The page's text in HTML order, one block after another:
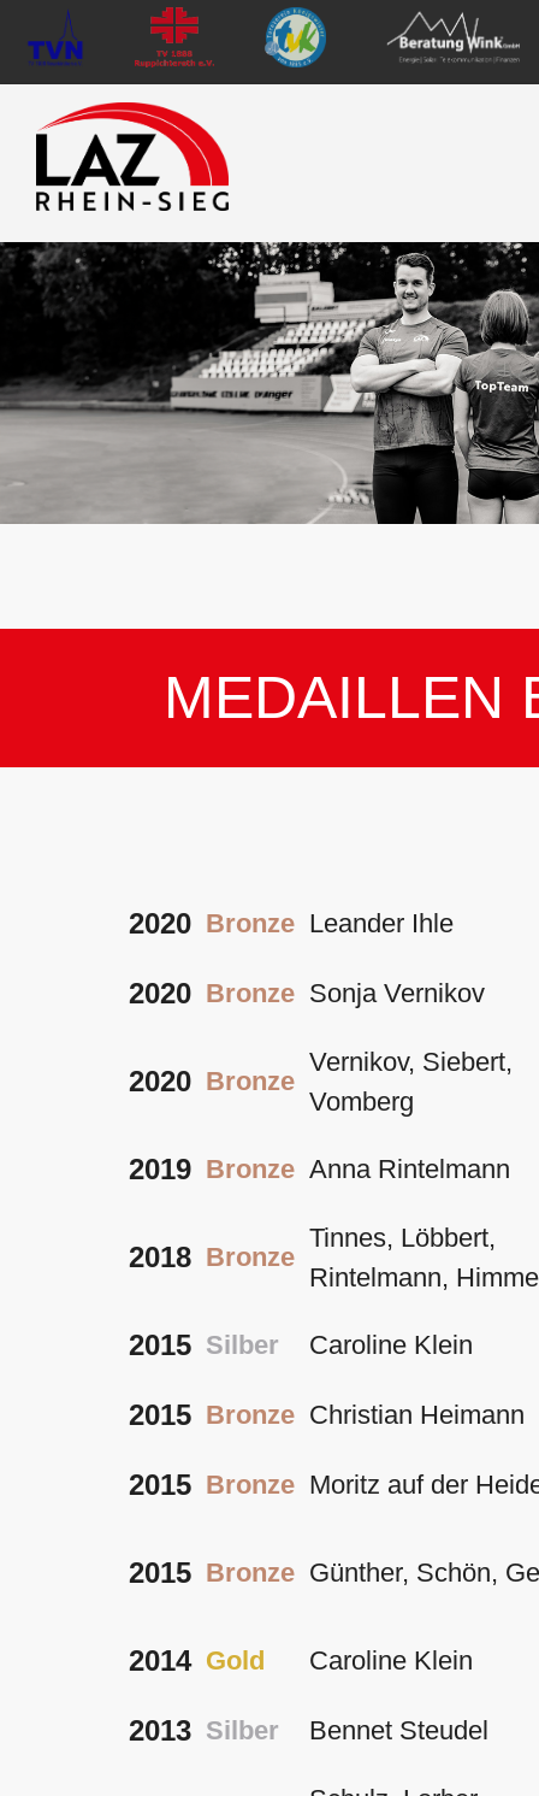
MEDAILLEN
2020 Bronze Leander Ihle
2020 Bronze Sonja Vernikov
2020 Bronze
Vernikov, Siebert,
Vomberg
2019 Bronze Anna Rintelmann
2018 Bronze
Tinnes, Löbbert,
Rintelmann,
2015 Silber Caroline Klein
2015 Bronze Christian Heimann
2015 Bronze Moritz auf der
2015 Bronze Günther, Schön,
2014 Gold Caroline Klein
2013 Silber Bennet Steudel